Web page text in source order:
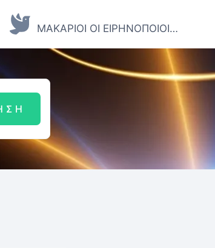
ΜΑΚΑΡΙΟΙ ΟΙ ΕΙΡΗΝΟΠΟΙΟΙ…